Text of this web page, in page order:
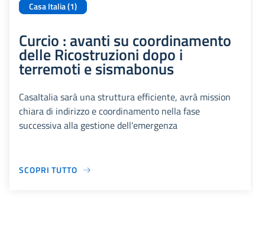
Casa Italia (1)
Curcio : avanti su coordinamento
delle Ricostruzioni dopo i
terremoti e sismabonus
CasaItalia sarà una struttura efficiente, avrà mission
chiara di indirizzo e coordinamento nella fase
successiva alla gestione dell'emergenza
SCOPRI TUTTO